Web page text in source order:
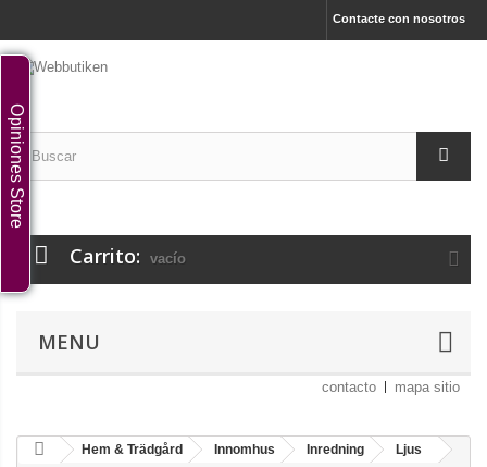
Contacte con nosotros
Carrito: vacío
MENU
contacto mapa sitio
Hem & Trädgård Innomhus Inredning
Ljus
Opiniones Store